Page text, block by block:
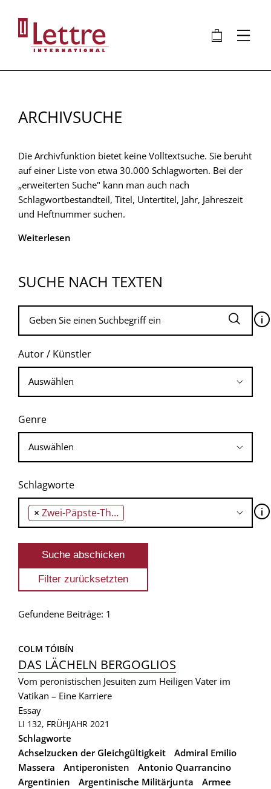
Inhalt
🛍 ⋮
ARCHIVSUCHE
Die Archivfunktion bietet keine Volltextsuche. Sie beruht
auf einer Liste von etwa 30.000 Schlagworten. Bei der
„erweiterten Suche" kann man auch nach
Schlagwortbestandteil, Titel, Untertitel, Jahr, Jahreszeit
und Heftnummer suchen.
Weiterlesen
SUCHE NACH TEXTEN
🛈
Autor / Künstler
Genre
Schlagworte
× Zwei-Päpste-Theorie 🛈
Gefundene Beiträge: 1
COLM TÓIBÍN
DAS LÄCHELN BERGOGLIOS
Vom peronistischen Jesuiten zum Heiligen Vater im
Vatikan – Eine Karriere
Essay
LI 132, FRÜHJAHR 2021
Schlagworte
Achselzucken der Gleichgültigkeit
Admiral Emilio
Massera
Antiperonisten
Antonio Quarrancino
Argentinien
Argentinische Militärjunta
Armee